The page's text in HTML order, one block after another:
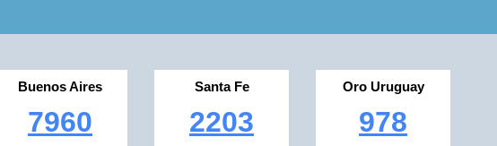
Buenos Aires
7960
Santa Fe
2203
Oro Uruguay
978